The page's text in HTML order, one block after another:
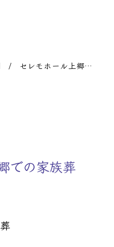
/ セレモホール上郷で
の家族葬
での家族葬